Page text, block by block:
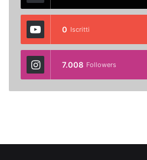
0 Iscritti
7.008 Followers